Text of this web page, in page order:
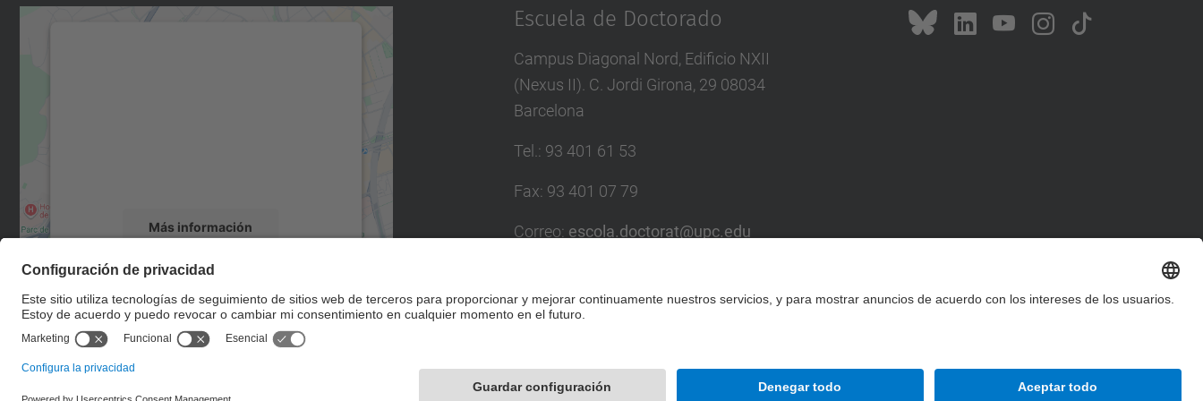
Más información
Aceptar
powered by Usercentrics Consent
Escuela de Doctorado
Campus Diagonal Nord, Edificio NXII
(Nexus II). C. Jordi Girona, 29 08034
Barcelona
Tel. : 93 401 61 53
Fax: 93 401 07 79
Correo: escola.doctorat@upc.edu
Formulario de contacto
© UPCEscuela de Doctorado Configuración de privacidad